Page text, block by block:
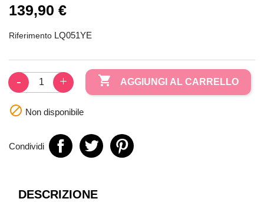
139,90 €
Riferimento LQ051YE
 AGGIUNGI AL CARRELLO
 Non disponibile
Condividi
DESCRIZIONE